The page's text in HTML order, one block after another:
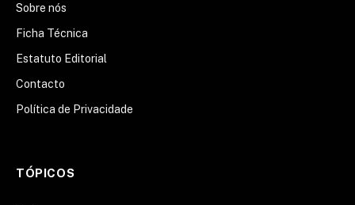
Sobre nós
Ficha Técnica
Estatuto Editorial
Contacto
Política de Privacidade
TÓPICOS